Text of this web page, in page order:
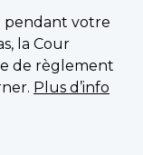
pendant votre
la Cour
de règlement
Plus d’info